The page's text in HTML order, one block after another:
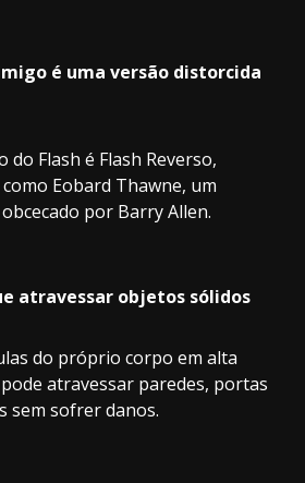
é uma versão distorcida
do Flash é Flash Reverso,
Eobard Thawne, um
por Barry Allen.
atravessar objetos sólidos
do próprio corpo em alta
atravessar paredes, portas
sem sofrer danos.